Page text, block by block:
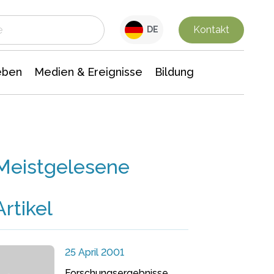
DE Kontakt
Medien & Ereignisse Bildung
25 April 2001